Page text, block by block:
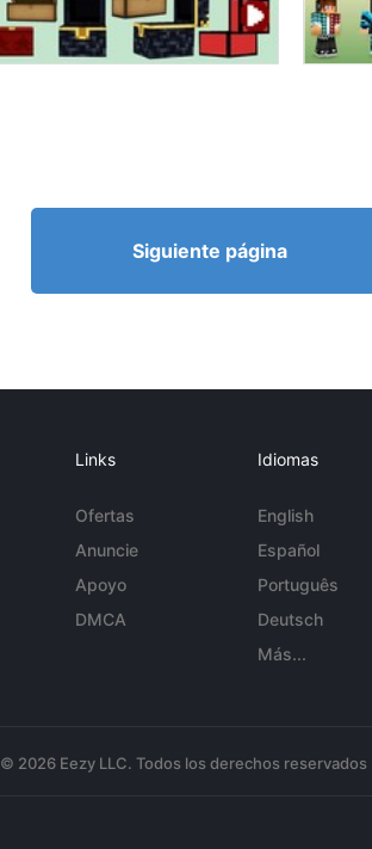
Siguiente página
Links
Ofertas
Anuncie
Apoyo
DMCA
Idiomas
English
Español
Português
Deutsch
Más...
© 2026 Eezy LLC. Todos los derechos reservados